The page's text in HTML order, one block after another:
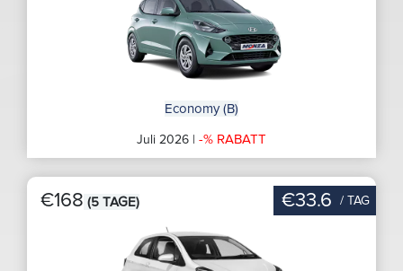
Economy (B)
Juli 2026 | -% RABATT
€168 (5 TAGE) €33.6 / TAG